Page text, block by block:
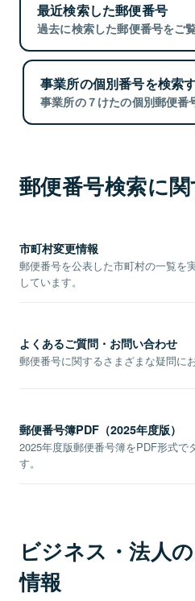
最近検索した郵便番号
過去に検索した郵便番号をご
事業所の個別番号を検索
事業所の７けたの個別郵便番
郵便番号検索に
市町村変更情報
郵便番号を公表した市町村の一覧を
しています。
よくあるご質問・お問い合わせ
郵便番号に関するさまざまな疑問に
郵便番号簿PDF（2025年度版）
2025年度版郵便番号簿をPDF形式で
す。
ビジネス・法人
情報